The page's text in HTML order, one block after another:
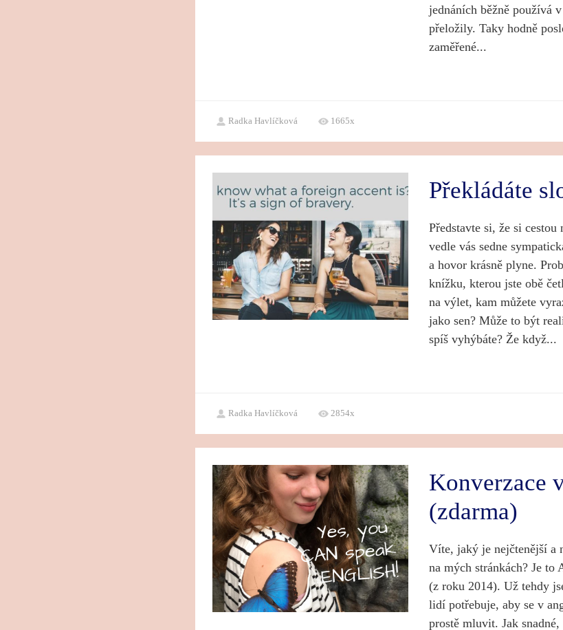
jednáních běžně používá
přeložily. Taky hodně
zaměřené...
Radka Havlíčková 1665x
Překládáte
Představte si, že si
vedle vás sedne
a hovor krásně plyne.
knížku, kterou jste obě
na výlet, kam můžete
jako sen? Může to být
spíš vyhýbáte? Že když...
Radka Havlíčková 2854x
Konverzace
(zdarma)
Víte, jaký je nejčtenější a
na mých stránkách? Je to
(z roku 2014). Už tehdy
lidí potřebuje, aby se v
prostě mluvit. Jak